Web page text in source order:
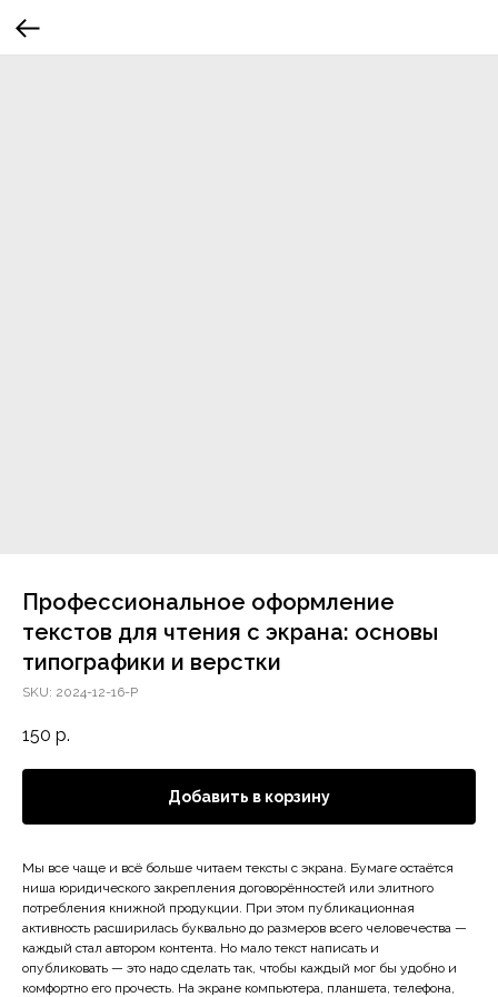
Профессиональное оформление
текстов для чтения с экрана: основы
типографики и верстки
SKU: 2024-12-16-P
150 р.
Добавить в корзину
Мы все чаще и всё больше читаем тексты с экрана. Бумаге остаётся
ниша юридического закрепления договорённостей или элитного
потребления книжной продукции. При этом публикационная
активность расширилась буквально до размеров всего человечества —
каждый стал автором контента. Но мало текст написать и
опубликовать — это надо сделать так, чтобы каждый мог бы удобно и
комфортно его прочесть. На экране компьютера, планшета, телефона,